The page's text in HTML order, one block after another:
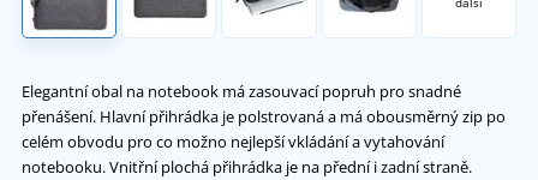
Elegantní obal na notebook má zasouvací popruh pro snadné
přenášení. Hlavní přihrádka je polstrovaná a má obousměrný zip po
celém obvodu pro co možno nejlepší vkládání a vytahování
notebooku. Vnitřní plochá přihrádka je na přední i zadní straně.